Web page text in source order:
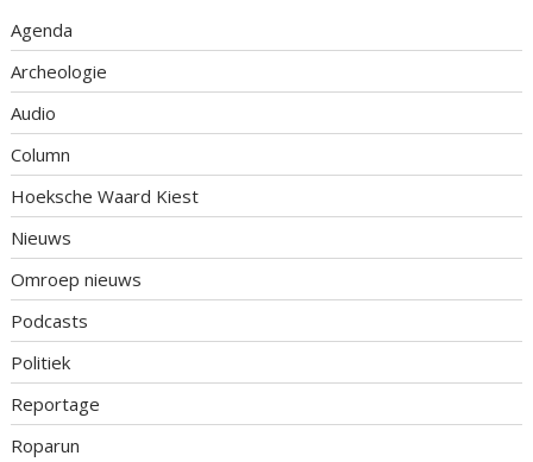
Agenda
Archeologie
Audio
Column
Hoeksche Waard Kiest
Nieuws
Omroep nieuws
Podcasts
Politiek
Reportage
Roparun